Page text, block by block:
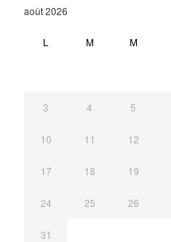
août 2026
L M M
3 4 5
10 11 12
17 18 19
24 25 26
31